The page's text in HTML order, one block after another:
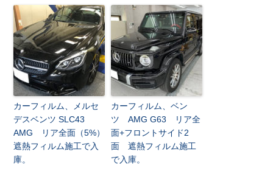
カーフィルム、メルセ
デスベンツ SLC43
AMG リア全面（5%）
遮熱フィルム施工で入
庫。
カーフィルム、ベン
ツ AMG G63 リア全
面+フロントサイド2
面 遮熱フィルム施工
で入庫。